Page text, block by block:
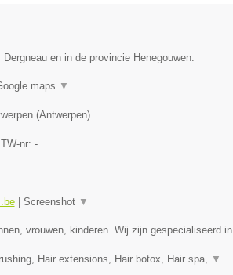
en in de provincie Henegouwen.
maps ▼
(Antwerpen)
nr: -
| Screenshot ▼
vrouwen, kinderen. Wij zijn gespecialiseerd in
Hair extensions, Hair botox, Hair spa, ▼